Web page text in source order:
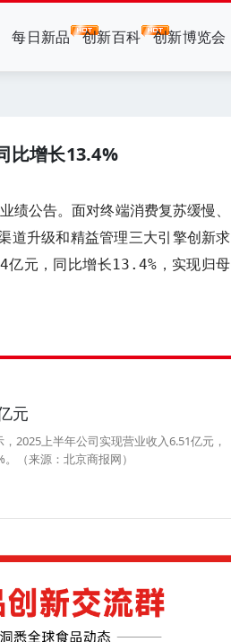
每日新品 创新百科 创新博览会
比增长13.4%
公告。面对终端消费复苏缓慢、
道升级和精益管理三大引擎创新求
元，同比增长13.4%，实现归母
元
2025上半年公司实现营业收入6.51亿元，
（来源：北京商报网）